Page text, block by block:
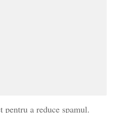
pentru a reduce spamul.